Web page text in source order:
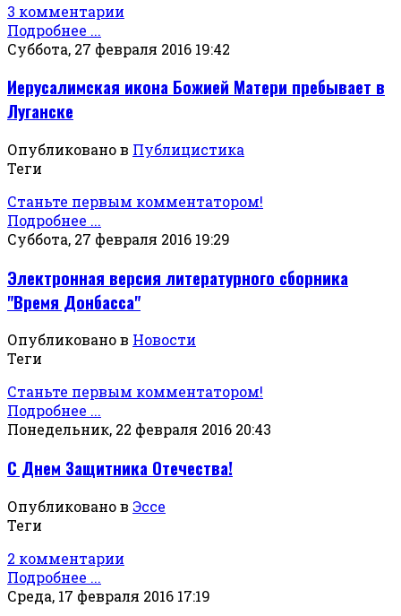
3 комментарии
Подробнее ...
Суббота, 27 февраля 2016 19:42
Иерусалимская икона Божией Матери пребывает в
Луганске
Опубликовано в Публицистика
Теги
Станьте первым комментатором!
Подробнее ...
Суббота, 27 февраля 2016 19:29
Электронная версия литературного сборника
"Время Донбасса"
Опубликовано в Новости
Теги
Станьте первым комментатором!
Подробнее ...
Понедельник, 22 февраля 2016 20:43
С Днем Защитника Отечества!
Опубликовано в Эссе
Теги
2 комментарии
Подробнее ...
Среда, 17 февраля 2016 17:19